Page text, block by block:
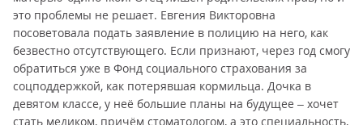
это проблемы не решает. Евгения Викторовна
посоветовала подать заявление в полицию на него, как
безвестно отсутствующего. Если признают, через год смогу
обратиться уже в Фонд социального страхования за
соцподдержкой, как потерявшая кормильца. Дочка в
девятом классе, у неё большие планы на будущее – хочет
стать медиком, причём стоматологом, а это специальность,